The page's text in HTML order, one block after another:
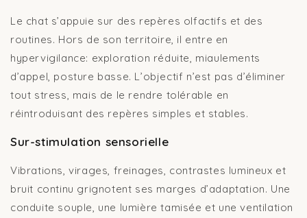
Le chat s’appuie sur des repères olfactifs et des
routines. Hors de son territoire, il entre en
hypervigilance: exploration réduite, miaulements
d’appel, posture basse. L’objectif n’est pas d’éliminer
tout stress, mais de le rendre tolérable en
réintroduisant des repères simples et stables.
Sur-stimulation sensorielle
Vibrations, virages, freinages, contrastes lumineux et
bruit continu grignotent ses marges d’adaptation. Une
conduite souple, une lumière tamisée et une ventilation